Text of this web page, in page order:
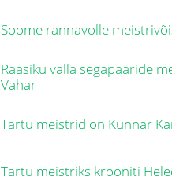
Soome rannavolle
Raasiku valla segapaaride
Vahar
Tartu meistrid on Kunnar
Tartu meistriks krooniti